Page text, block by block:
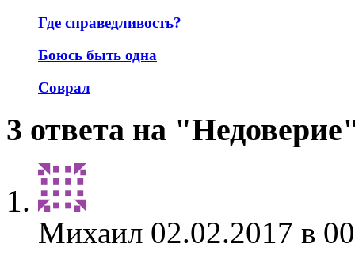
Где справедливость?
Боюсь быть одна
Соврал
3 ответа на
Михаил 02.02.2017 в